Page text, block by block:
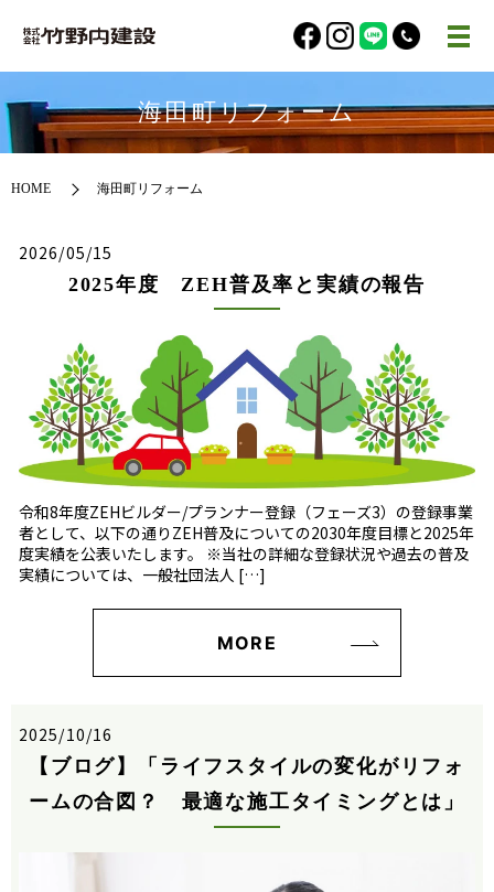
海田町リフォーム
HOME 海田町リフォーム
2026/05/15
2025年度 ZEH普及率と実績の報告
令和8年度ZEHビルダー/プランナー登録（フェーズ3）の登録事業
者として、以下の通りZEH普及についての2030年度目標と2025年
度実績を公表いたします。 ※当社の詳細な登録状況や過去の普及
実績については、一般社団法人 […]
MORE
2025/10/16
【ブログ】「ライフスタイルの変化がリフォ
ームの合図？ 最適な施工タイミングとは」